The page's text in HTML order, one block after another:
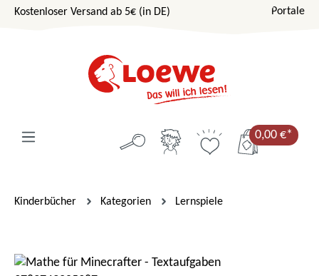
Zum Hauptinhalt springen
Kostenloser Versand ab 5€ (in DE) Portale
0,00 €*
Kinderbücher Kategorien Lernspiele
Bildergalerie überspringen